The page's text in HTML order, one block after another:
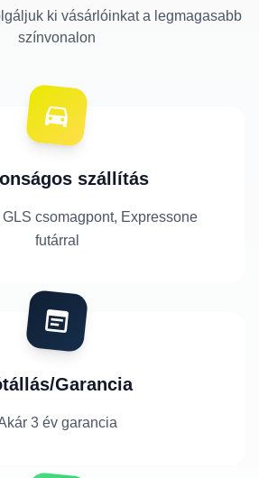
ki vásárlóinkat a legmagasabb
színvonalon
szállítás
csomagpont, Expressone
futárral
Garancia
3 év garancia